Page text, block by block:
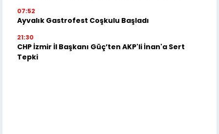
07:52
Ayvalık Gastrofest Coşkulu Başladı
21:30
CHP İzmir İl Başkanı Güç’ten AKP'li İnan'a Sert
Tepki